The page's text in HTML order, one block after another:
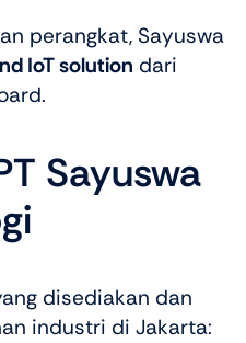
perangkat, Sayuswa
IoT solution dari
Sayuswa
disediakan dan
industri di Jakarta: